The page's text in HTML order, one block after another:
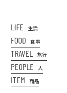
LIFE 生活
FOOD 食事
TRAVEL 旅行
PEOPLE 人
ITEM 商品